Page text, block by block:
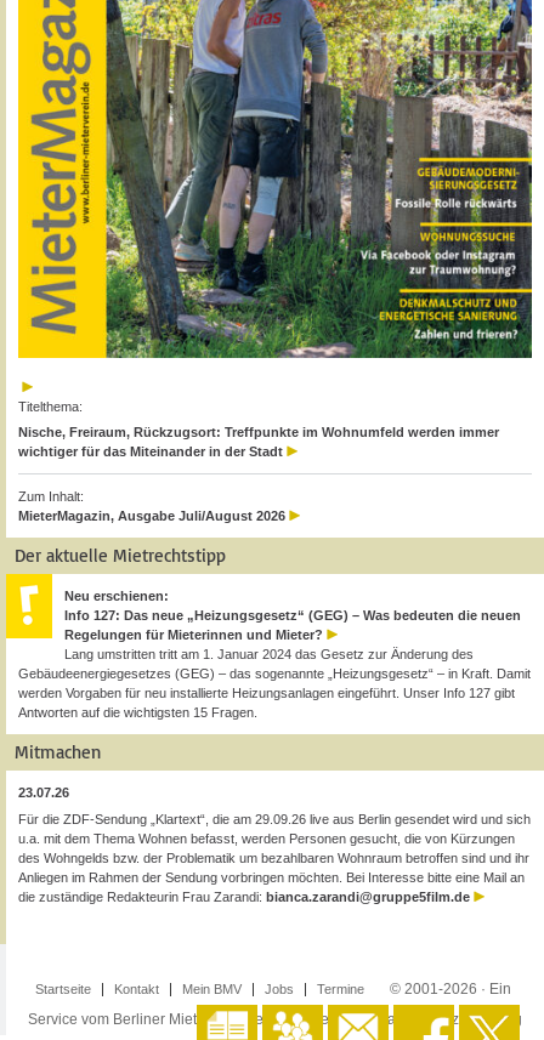
Titelthema:
Nische, Freiraum, Rückzugsort: Treffpunkte im Wohnumfeld werden immer
wichtiger für das Miteinander in der Stadt
Zum Inhalt:
MieterMagazin, Ausgabe Juli/August 2026
Der aktuelle Mietrechtstipp
Neu erschienen:
Info 127: Das neue „Heizungsgesetz“ (GEG) – Was bedeuten die neuen
Regelungen für Mieterinnen und Mieter?
Lang umstritten tritt am 1. Januar 2024 das Gesetz zur Änderung des
Gebäudeenergiegesetzes (GEG) – das sogenannte „Heizungsgesetz“ – in Kraft. Damit
werden Vorgaben für neu installierte Heizungsanlagen eingeführt. Unser Info 127 gibt
Antworten auf die wichtigsten 15 Fragen.
Mitmachen
23.07.26
Für die ZDF-Sendung „Klartext“, die am 29.09.26 live aus Berlin gesendet wird und sich
u.a. mit dem Thema Wohnen befasst, werden Personen gesucht, die von Kürzungen
des Wohngelds bzw. der Problematik um bezahlbaren Wohnraum betroffen sind und ihr
Anliegen im Rahmen der Sendung vorbringen möchten. Bei Interesse bitte eine Mail an
die zuständige Redakteurin Frau Zarandi: bianca.zarandi@gruppe5film.de
Startseite Kontakt Mein BMV Jobs Termine
© 2001-2026 · Ein
Service vom Berliner Mieterverein e.V. ·Impressum·Datenschutzerklärung